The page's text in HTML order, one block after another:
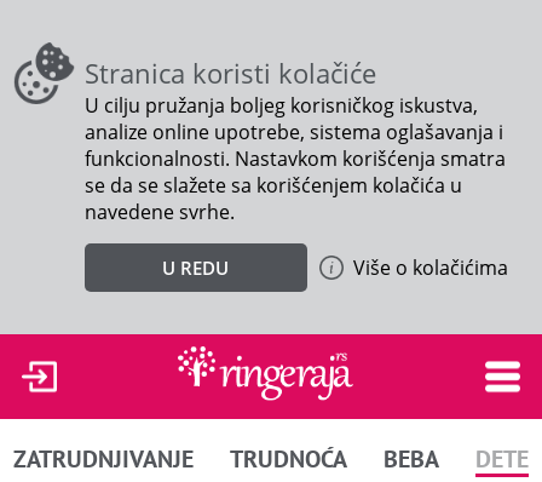
Stranica koristi kolačiće
U cilju pružanja boljeg korisničkog iskustva,
analize online upotrebe, sistema oglašavanja i
funkcionalnosti. Nastavkom korišćenja smatra
se da se slažete sa korišćenjem kolačića u
navedene svrhe.
U REDU Više o kolačićima
ZATRUDNJIVANJE TRUDNOĆA BEBA DETE